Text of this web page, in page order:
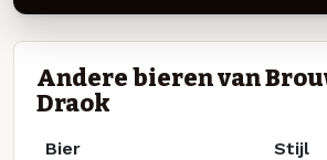
Andere bieren van
Draok
Bier Stijl